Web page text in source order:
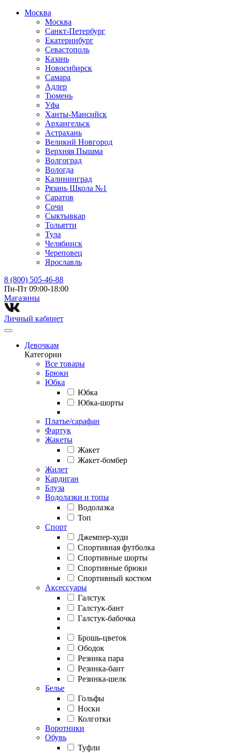
Москва
Москва
Санкт-Петербург
Екатеринбург
Севастополь
Казань
Новосибирск
Самара
Адлер
Тюмень
Уфа
Ханты-Мансийск
Архангельск
Астрахань
Великий Новгород
Верхняя Пышма
Волгоград
Вологда
Калининград
Рязань Школа №1
Саратов
Сочи
Сыктывкар
Тольятти
Тула
Челябинск
Череповец
Ярославль
8 (800) 505-46-88
Пн-Пт 09:00-18:00
Магазины⁠
Личный кабинет
Девочкам
Категории
Все товары
Брюки
Юбка
Юбка
Юбка-шорты
Платье/сарафан
Фартук
Жакеты
Жакет
Жакет-бомбер
Жилет
Кардиган
Блуза
Водолазки и топы
Водолазка
Топ
Спорт
Джемпер-худи
Спортивная футболка
Спортивные шорты
Спортивные брюки
Спортивный костюм
Аксессуары
Галстук
Галстук-бант
Галстук-бабочка
Брошь-цветок
Ободок
Резинка пара
Резинка-бант
Резинка-шелк
Белье
Гольфы
Носки
Колготки
Воротники
Обувь
Туфли